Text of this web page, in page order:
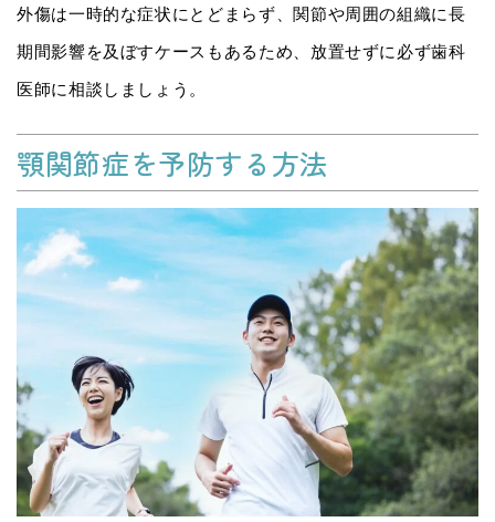
外傷は一時的な症状にとどまらず、関節や周囲の組織に長
期間影響を及ぼすケースもあるため、放置せずに必ず歯科
医師に相談しましょう。
顎関節症を予防する方法